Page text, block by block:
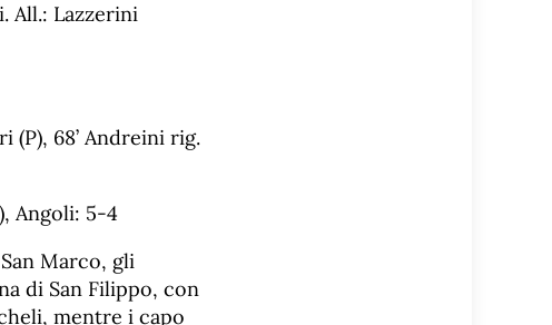
All.: Lazzerini
(P), 68’ Andreini rig.
Angoli: 5-4
Marco, gli
di San Filippo, con
mentre i capo